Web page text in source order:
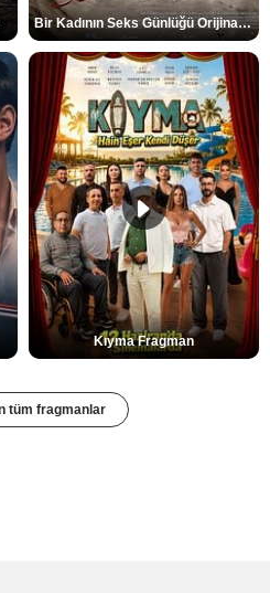
Bir Kadının Seks Günlüğü Orijinal Fragman
Kıyma Fragman
tüm fragmanlar